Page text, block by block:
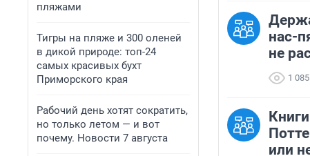
пляжами
Тигры на пляже и 300 оленей
в дикой природе: топ-24
самых красивых бухт
Приморского края
Рабочий день хотят сократить,
но только летом — и вот
почему. Новости 7 августа
нас-
не
1 085
или